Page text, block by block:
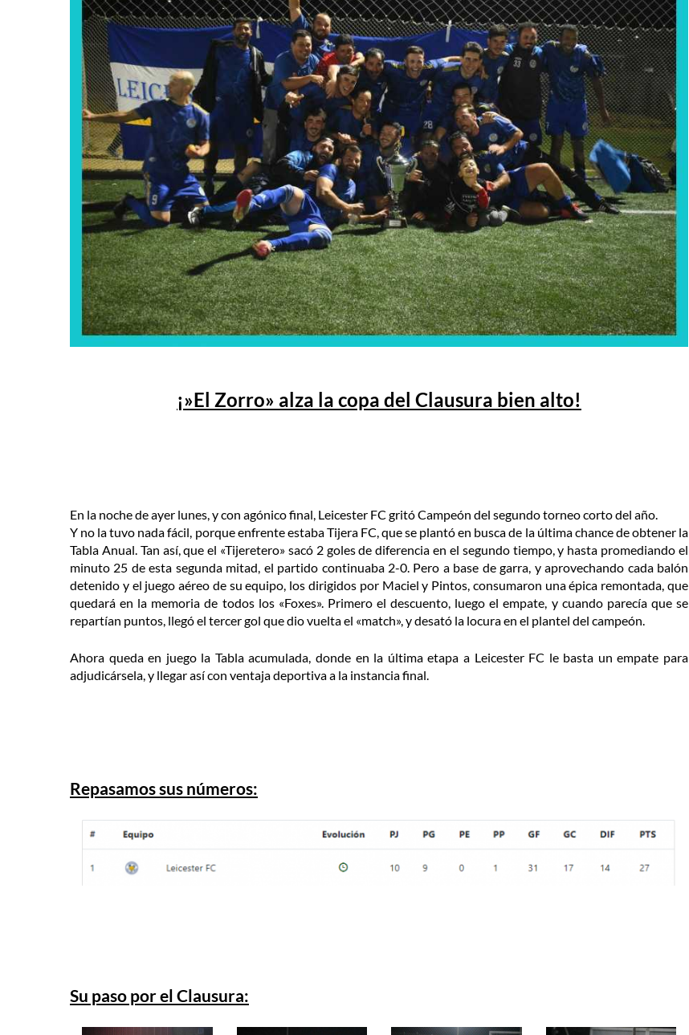
¡»El Zorro» alza la copa del Clausura bien alto!
En la noche de ayer lunes, y con agónico final, Leicester FC gritó Campeón del segundo torneo corto del año.
Y no la tuvo nada fácil, porque enfrente estaba Tijera FC, que se plantó en busca de la última chance de obtener la
Tabla Anual. Tan así, que el «Tijeretero» sacó 2 goles de diferencia en el segundo tiempo, y hasta promediando el
minuto 25 de esta segunda mitad, el partido continuaba 2-0. Pero a base de garra, y aprovechando cada balón
detenido y el juego aéreo de su equipo, los dirigidos por Maciel y Pintos, consumaron una épica remontada, que
quedará en la memoria de todos los «Foxes». Primero el descuento, luego el empate, y cuando parecía que se
repartían puntos, llegó el tercer gol que dio vuelta el «match», y desató la locura en el plantel del campeón.
Ahora queda en juego la Tabla acumulada, donde en la última etapa a Leicester FC le basta un empate para
adjudicársela, y llegar así con ventaja deportiva a la instancia final.
Repasamos sus números:
Su paso por el Clausura: